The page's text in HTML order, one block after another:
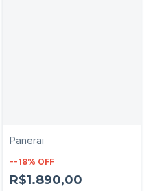
Panerai
--18% OFF
R$1.890,00